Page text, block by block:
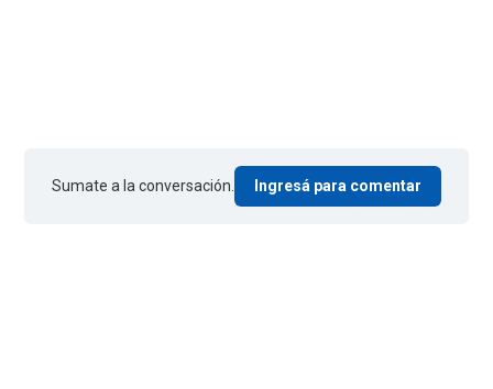
Sumate a la conversación. Ingresá para comentar